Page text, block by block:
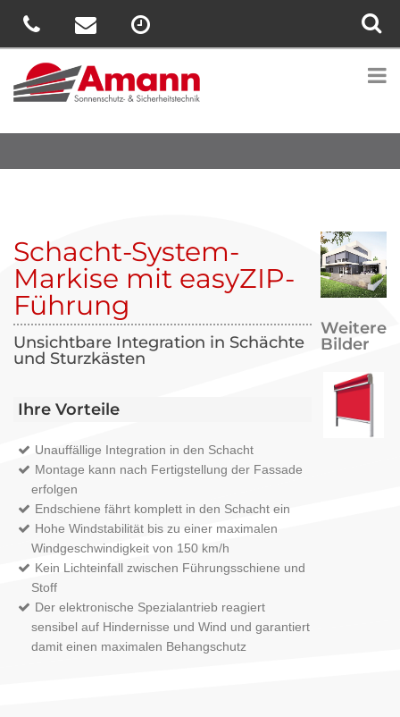
Schacht-System-
Markise mit easyZIP-
Führung
Unsichtbare Integration in Schächte
und Sturzkästen
Ihre Vorteile
Unauffällige Integration in den Schacht
Montage kann nach Fertigstellung der Fassade
erfolgen
Endschiene fährt komplett in den Schacht ein
Hohe Windstabilität bis zu einer maximalen
Windgeschwindigkeit von 150 km/h
Kein Lichteinfall zwischen Führungsschiene und
Stoff
Der elektronische Spezialantrieb reagiert
sensibel auf Hindernisse und Wind und garantiert
damit einen maximalen Behangschutz
Weitere
Bilder